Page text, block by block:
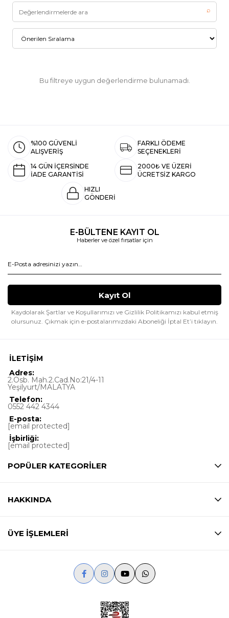
⌕
Bu filtreye uygun değerlendirme bulunamadı.
%100 GÜVENLİ
ALIŞVERİŞ
FARKLI ÖDEME
SEÇENEKLERİ
14 GÜN İÇERSİNDE
İADE GARANTİSİ
2000₺ VE ÜZERİ
ÜCRETSİZ KARGO
HIZLI
GÖNDERİ
E-BÜLTENE KAYIT OL
Haberler ve özel fırsatlar için
Kaydolarak Şartlar ve Koşullarımızı ve Gizlilik Politikamızı kabul etmiş
olursunuz. Çıkmak için e-postalarımızdaki Aboneliği İptal Et’i tıklayın.
İLETİŞİM
Adres:
2.Osb. Mah.2.Cad.No:21/4-11
Yeşilyurt/MALATYA
Telefon:
0552 442 4344
E-posta:
[email protected]
İşbirliği:
[email protected]
POPÜLER KATEGORİLER
HAKKINDA
ÜYE İŞLEMLERİ